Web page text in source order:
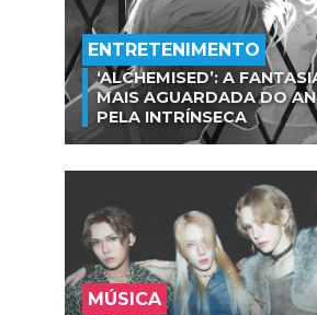
ENTRETENIMENTO
‘ALCHEMISED’: A
MAIS AGUARDADA DO
PELA INTRÍNSECA
MÚSICA